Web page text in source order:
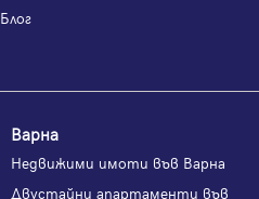
Блог
Варна
Недвижими имоти във Варна
Двустайни апартаменти във